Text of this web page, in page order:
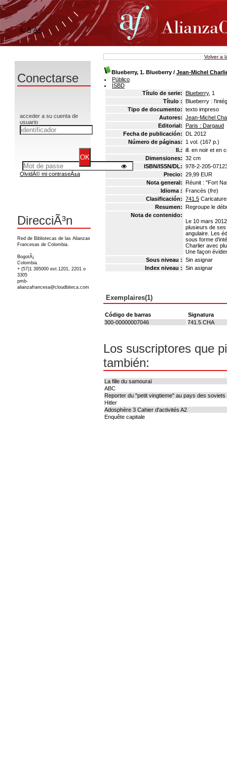
Volver a
Blueberry, 1. Blueberry / Jean-Michel
Público
ISBD
Título de serie: Blueberry, 1
Título : Blueberry :
Tipo de documento: texto impreso
Autores: Jean-Michel
Editorial: Paris : Dargaud
Fecha de publicación: DL 2012
Número de páginas:
1 vol. (167 p.)
Il.: ill. en noir et en
Dimensiones: 32 cm
ISBN/ISSN/DL: 978-2-205-
Precio: 29,99 EUR
Nota general: Réunit : "Fort
Idioma : Francés (fre)
Clasificación: 741.5
Resumen: Regroupe le
Nota de contenido:
Le 10 mars
plusieurs de
angulaire. Les
sous forme
Charlier avec
Une façon
Sous niveau : Sin asignar
Index niveau : Sin asignar
Exemplaires(1)
Código de barras
Signatura
300-00000007046
741.5 CHA
Los suscriptores que
también:
La fille du samouraï
ABC
Reporter du "petit vingtieme" au pays des soviets
Hitler
Adosphère 3 Cahier d'activités A2
Enquête capitale
A- A A+
Conectarse
acceder a su cuenta de
usuario
OlvidÃ© mi contraseÃ±a
DirecciÃ³n
Red de Bibliotecas de las Alianzas
Francesas de Colombia.
BogotÃ¡
Colombia
+ (57)1 395000 ext.1201, 2201 o
3305
pmb-
alianzafrancesa@cloudbiteca.com